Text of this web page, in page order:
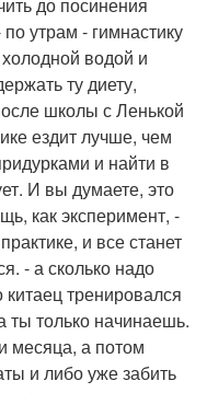
утрам - гимнастику
водой и
ту диету,
школы с Ленькой
ездит лучше, чем
и найти в
И вы думаете, это
как эксперимент, -
и все станет
- а сколько надо
китаец тренировался
ты только начинаешь.
месяца, а потом
и либо уже забить